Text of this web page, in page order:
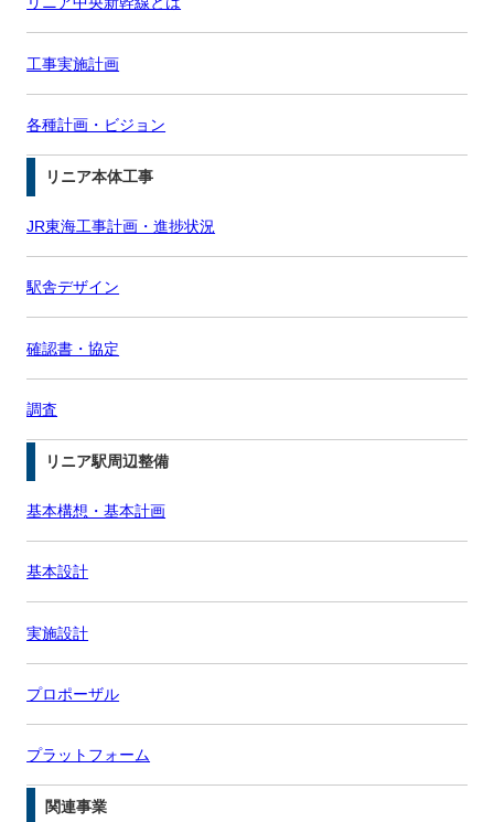
工事実施計画
各種計画・ビジョン
リニア本体工事
JR東海工事計画・進捗状況
駅舎デザイン
確認書・協定
調査
リニア駅周辺整備
基本構想・基本計画
基本設計
実施設計
プロポーザル
プラットフォーム
関連事業